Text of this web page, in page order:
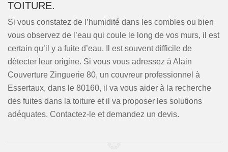
TOITURE.
Si vous constatez de l’humidité dans les combles ou bien
vous observez de l’eau qui coule le long de vos murs, il est
certain qu’il y a fuite d’eau. Il est souvent difficile de
détecter leur origine. Si vous vous adressez à Alain
Couverture Zinguerie 80, un couvreur professionnel à
Essertaux, dans le 80160, il va vous aider à la recherche
des fuites dans la toiture et il va proposer les solutions
adéquates. Contactez-le et demandez un devis.